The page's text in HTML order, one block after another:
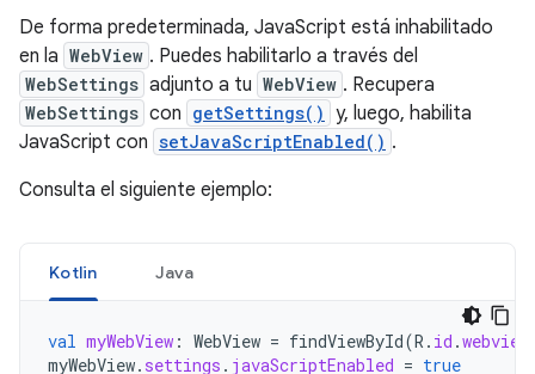
De forma predeterminada, JavaScript está inhabilitado
en la WebView . Puedes habilitarlo a través del
WebSettings adjunto a tu WebView . Recupera
WebSettings con getSettings() y, luego, habilita
JavaScript con setJavaScriptEnabled() .
Consulta el siguiente ejemplo:
Kotlin Java
val myWebView : WebView = findViewById(R . id .webview
myWebView. settings . javaScriptEnabled = true